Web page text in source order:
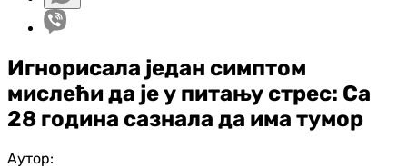
Игнорисала један симптом
мислећи да је у питању стрес: Са
28 година сазнала да има тумор
Аутор: